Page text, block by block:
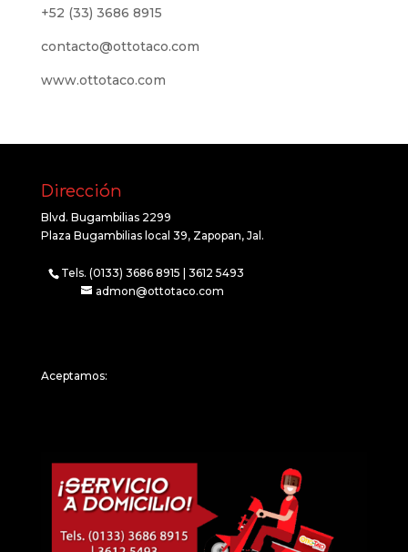
+52 (33) 3686 8915
contacto@ottotaco.com
www.ottotaco.com
Dirección
Blvd. Bugambilias 2299
Plaza Bugambilias local 39, Zapopan, Jal.
Tels. (0133) 3686 8915 | 3612 5493
admon@ottotaco.com
Aceptamos: